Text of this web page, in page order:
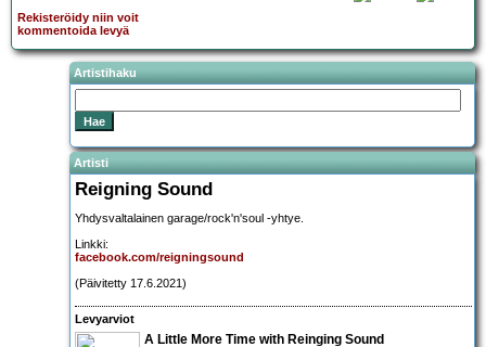
Rekisteröidy niin voit
kommentoida levyä
Artistihaku
Artisti
Reigning Sound
Yhdysvaltalainen garage/rock'n'soul -yhtye.
Linkki:
facebook.com/reigningsound
(Päivitetty 17.6.2021)
Levyarviot
A Little More Time with Reinging Sound